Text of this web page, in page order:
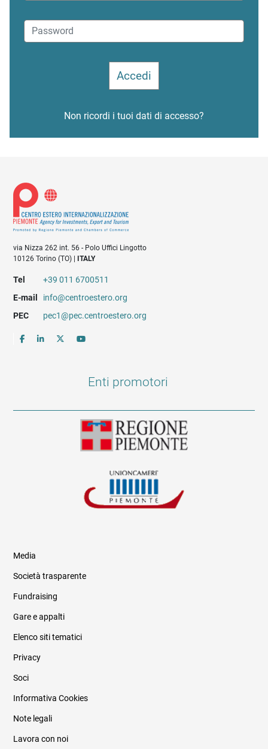
Non ricordi i tuoi dati di accesso?
via Nizza 262 int. 56 - Polo Uffici Lingotto
10126 Torino (TO) |ITALY
Tel
+39 011 6700511
E-mail
info@centroestero.org
PEC
pec1@pec.centroestero.org
Enti promotori
Informazioni legali e trasparenza
Media
Società trasparente
Fundraising
Gare e appalti
Elenco siti tematici
Privacy
Soci
Informativa Cookies
Note legali
Lavora con noi